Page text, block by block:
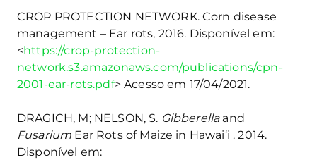
CROP PROTECTION NETWORK. Corn disease
management – Ear rots, 2016. Disponível em:
<https://crop-protection-
network.s3.amazonaws.com/publications/cpn-
2001-ear-rots.pdf> Acesso em 17/04/2021.
DRAGICH, M; NELSON, S. Gibberellaand
Fusarium Ear Rots of Maize in Hawai‘i . 2014.
Disponível em: